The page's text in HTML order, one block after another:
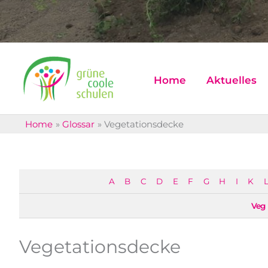
Home Aktuelles
Home Glossar Vegetationsdecke
A B C D E F G H I K L
Veg
Vegetationsdecke